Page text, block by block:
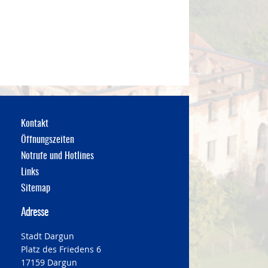
Kontakt
Öffnungszeiten
Notrufe und Hotlines
Links
Sitemap
Adresse
Stadt Dargun
Platz des Friedens 6
17159 Dargun